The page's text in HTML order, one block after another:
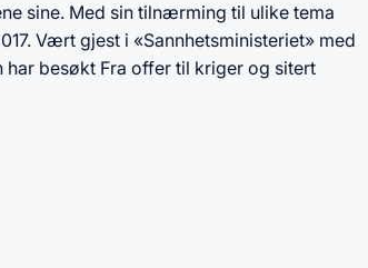
sine. Med sin tilnærming til ulike tema
Vært gjest i «Sannhetsministeriet» med
har besøkt Fra offer til kriger og sitert